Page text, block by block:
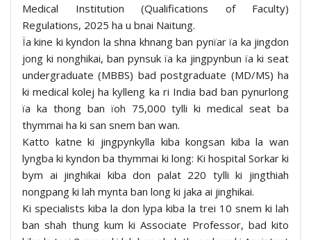
Medical Institution (Qualifications of Faculty)
Regulations, 2025 ha u bnai Naitung.
Ïa kine ki kyndon la shna khnang ban pynïar ïa ka jingdon
jong ki nonghikai, ban pynsuk ïa ka jingpynbun ïa ki seat
undergraduate (MBBS) bad postgraduate (MD/MS) ha
ki medical kolej ha kylleng ka ri India bad ban pynurlong
ïa ka thong ban ïoh 75,000 tylli ki medical seat ba
thymmai ha ki san snem ban wan.
Katto katne ki jingpynkylla kiba kongsan kiba la wan
lyngba ki kyndon ba thymmai ki long: Ki hospital Sorkar ki
bym ai jinghikai kiba don palat 220 tylli ki jingthiah
nongpang ki lah mynta ban long ki jaka ai jinghikai.
Ki specialists kiba la don lypa kiba la trei 10 snem ki lah
ban shah thung kum ki Associate Professor, bad kito